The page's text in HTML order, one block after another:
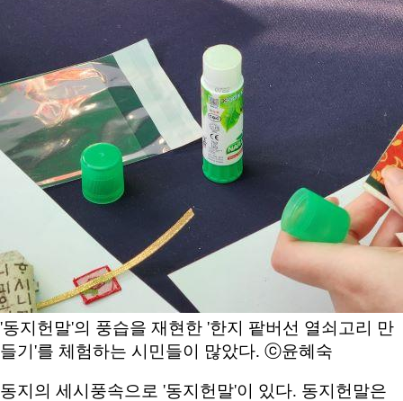
'동지헌말'의 풍습을 재현한 '한지 팥버선 열쇠고리 만
들기'를 체험하는 시민들이 많았다. ⓒ윤혜숙
동지의 세시풍속으로 '동지헌말'이 있다. 동지헌말은